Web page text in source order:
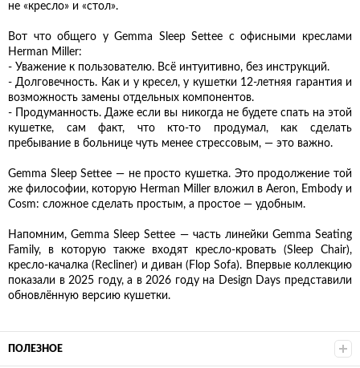
не «кресло» и «стол».
Вот что общего у Gemma Sleep Settee с офисными креслами
Herman Miller:
- Уважение к пользователю. Всё интуитивно, без инструкций.
- Долговечность. Как и у кресел, у кушетки 12-летняя гарантия и
возможность замены отдельных компонентов.
- Продуманность. Даже если вы никогда не будете спать на этой
кушетке, сам факт, что кто-то продумал, как сделать
пребывание в больнице чуть менее стрессовым, — это важно.
Gemma Sleep Settee — не просто кушетка. Это продолжение той
же философии, которую Herman Miller вложил в Aeron, Embody и
Cosm: сложное сделать простым, а простое — удобным.
Напомним, Gemma Sleep Settee — часть линейки Gemma Seating
Family, в которую также входят кресло-кровать (Sleep Chair),
кресло-качалка (Recliner) и диван (Flop Sofa). Впервые коллекцию
показали в 2025 году, а в 2026 году на Design Days представили
обновлённую версию кушетки.
ПОЛЕЗНОЕ